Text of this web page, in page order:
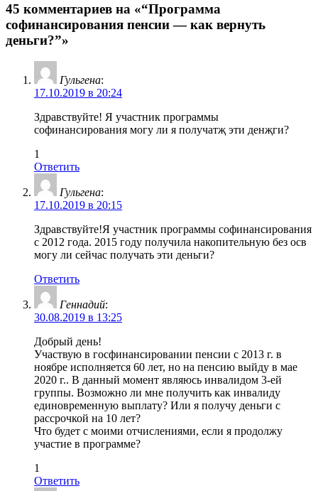
45 комментариев на «“Программа
софинансирования пенсии — как вернуть
деньги?”»
Гульгена:
17.10.2019 в 20:24
Здравствуйте! Я участник программы
софинансирования могу ли я получатҗ эти денҗги?
1
Ответить
Гульгена:
17.10.2019 в 20:15
Здравствуйте!Я участник программы софинансирования
с 2012 года. 2015 году получила накопительную без осв
могу ли сейчас получать эти деньги?
Ответить
Геннадий:
30.08.2019 в 13:25
Добрый день!
Участвую в госфинансировании пенсии с 2013 г. в
ноябре исполняется 60 лет, но на пенсию выйду в мае
2020 г.. В данный момент являюсь инвалидом 3-ей
группы. Возможно ли мне получить как инвалиду
единовременную выплату? Или я получу деньги с
рассрочкой на 10 лет?
Что будет с моими отчислениями, если я продолжу
участие в программе?
1
Ответить